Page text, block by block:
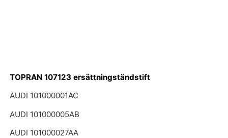
TOPRAN 107123 ersättningständstift
AUDI 101000001AC
AUDI 101000005AB
AUDI 101000027AA